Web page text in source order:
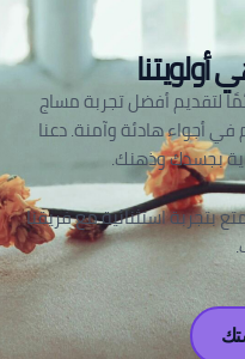
أولويتنا
لتقديم أفضل تجربة مساج
في أجواء هادئة وآمنة. دعنا
بجسدك وذهنك.
بتجربة استثنائية مع فريقنا